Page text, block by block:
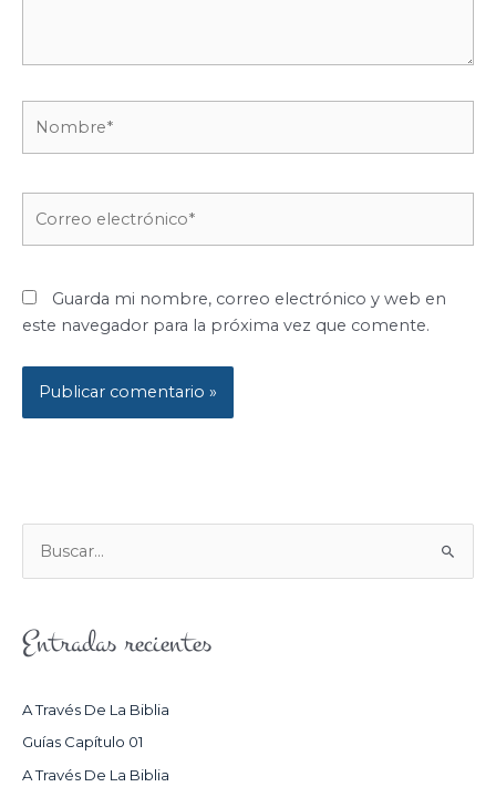
Guarda mi nombre, correo electrónico y web en
este navegador para la próxima vez que comente.
U
C
Entradas recientes
A Través De La Biblia
Guías Capítulo 01
A Través De La Biblia